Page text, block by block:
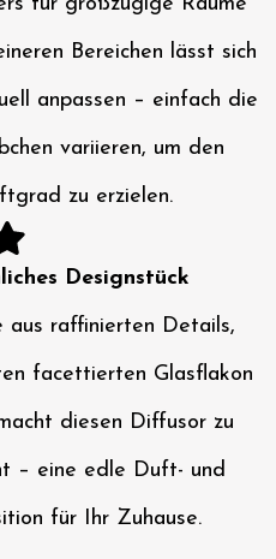
für großzügige Räume
Bereichen lässt sich
anpassen – einfach die
variieren, um den
zu erzielen.
Designstück
aus raffinierten Details,
facettierten Glasflakon
diesen Diffusor zu
– eine edle Duft- und
für Ihr Zuhause.